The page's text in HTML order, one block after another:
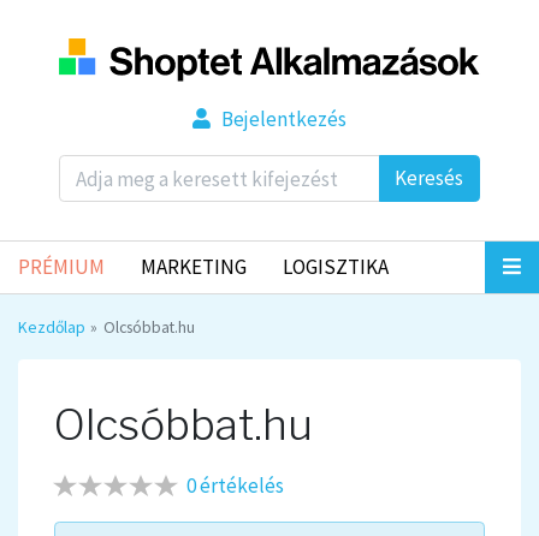
Keresés
Bejelentkezés
PRÉMIUM MARKETING LOGISZTIKA
Kezdőlap Olcsóbbat.hu
Olcsóbbat.hu
0 értékelés